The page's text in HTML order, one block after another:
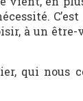
à un
qui nous